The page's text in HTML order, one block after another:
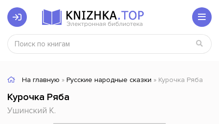
На главную » Русские народные сказки » Курочка Ряба
Курочка Ряба
Ушинский К.